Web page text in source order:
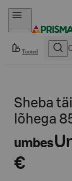
Otse sisu juurde
Tooted
Sheba
lõhega
umbes
€